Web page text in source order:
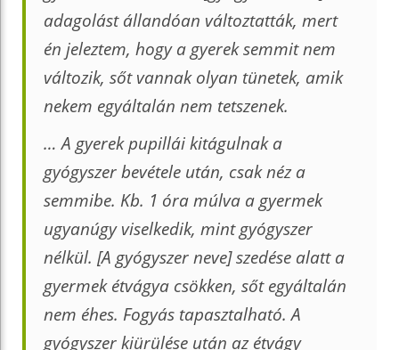
adagolást állandóan változtatták, mert
én jeleztem, hogy a gyerek semmit nem
változik, sőt vannak olyan tünetek, amik
nekem egyáltalán nem tetszenek.
… A gyerek pupillái kitágulnak a
gyógyszer bevétele után, csak néz a
semmibe. Kb. 1 óra múlva a gyermek
ugyanúgy viselkedik, mint gyógyszer
nélkül. [A gyógyszer neve] szedése alatt a
gyermek étvágya csökken, sőt egyáltalán
nem éhes. Fogyás tapasztalható. A
gyógyszer kiürülése után az étvágy